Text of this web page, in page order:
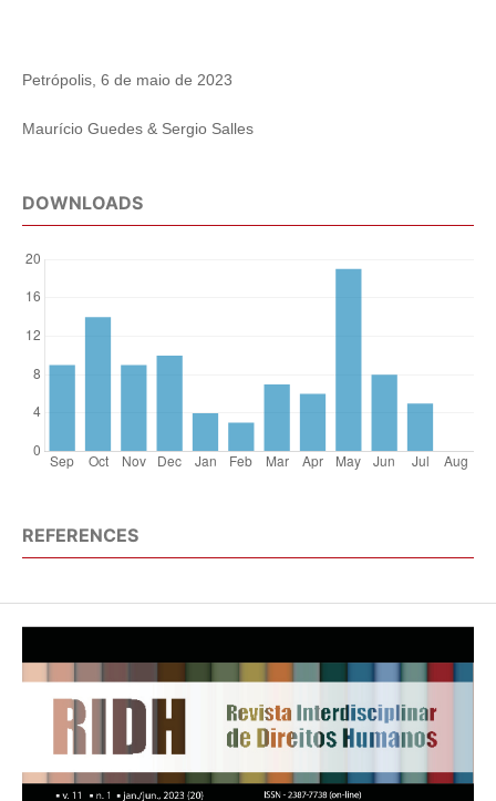
Petrópolis, 6 de maio de 2023
Maurício Guedes & Sergio Salles
DOWNLOADS
REFERENCES